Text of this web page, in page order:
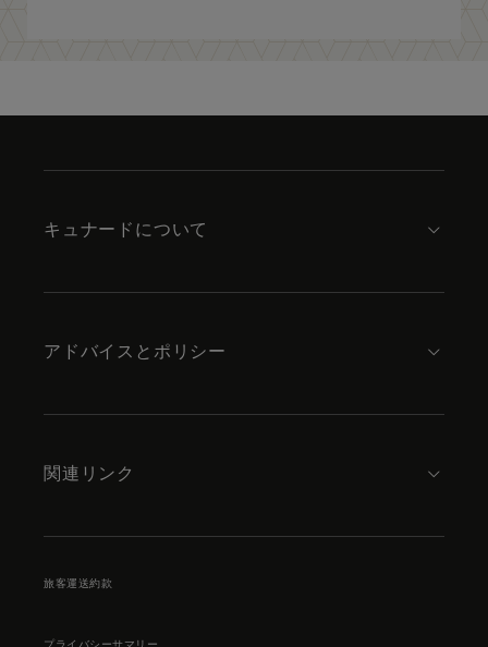
キュナードについて
アドバイスとポリシー
関連リンク
旅客運送約款